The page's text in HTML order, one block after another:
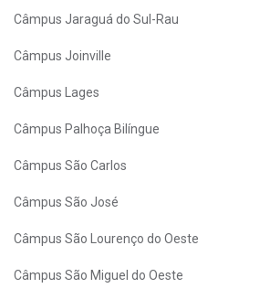
Câmpus Jaraguá do Sul-Rau
Câmpus Joinville
Câmpus Lages
Câmpus Palhoça Bilíngue
Câmpus São Carlos
Câmpus São José
Câmpus São Lourenço do Oeste
Câmpus São Miguel do Oeste